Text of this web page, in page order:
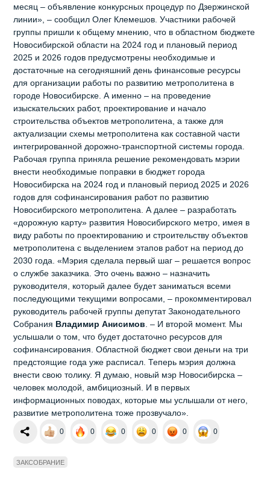
месяц – объявление конкурсных процедур по Дзержинской
линии», – сообщил Олег Клемешов. Участники рабочей
группы пришли к общему мнению, что в областном бюджете
Новосибирской области на 2024 год и плановый период
2025 и 2026 годов предусмотрены необходимые и
достаточные на сегодняшний день финансовые ресурсы
для организации работы по развитию метрополитена в
городе Новосибирске. А именно – на проведение
изыскательских работ, проектирование и начало
строительства объектов метрополитена, а также для
актуализации схемы метрополитена как составной части
интегрированной дорожно-транспортной системы города.
Рабочая группа приняла решение рекомендовать мэрии
внести необходимые поправки в бюджет города
Новосибирска на 2024 год и плановый период 2025 и 2026
годов для софинансирования работ по развитию
Новосибирского метрополитена. А далее – разработать
«дорожную карту» развития Новосибирского метро, имея в
виду работы по проектированию и строительству объектов
метрополитена с выделением этапов работ на период до
2030 года. «Мэрия сделала первый шаг – решается вопрос
о службе заказчика. Это очень важно – назначить
руководителя, который далее будет заниматься всеми
последующими текущими вопросами, – прокомментировал
руководитель рабочей группы депутат Законодательного
Собрания Владимир Анисимов . – И второй момент. Мы
услышали о том, что будет достаточно ресурсов для
софинансирования. Областной бюджет свои деньги на три
предстоящие года уже расписал. Теперь мэрия должна
внести свою толику. Я думаю, новый мэр Новосибирска –
человек молодой, амбициозный. И в первых
информационных поводах, которые мы услышали от него,
развитие метрополитена тоже прозвучало».
0 0 0 0 0 0
ЗАКСОБРАНИЕ